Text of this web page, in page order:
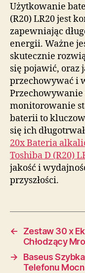
Użytkowanie
(R20) LR20 jest
zapewniając
energii. Ważne
skutecznie
się pojawić, oraz
przechowywać i
monitorowanie
baterii to
się ich
20x Bateria
Toshiba D (R20)
jakość i
przyszłości.
←
Zestaw 30 x
Chłodzący
→
Baseus
Telefonu